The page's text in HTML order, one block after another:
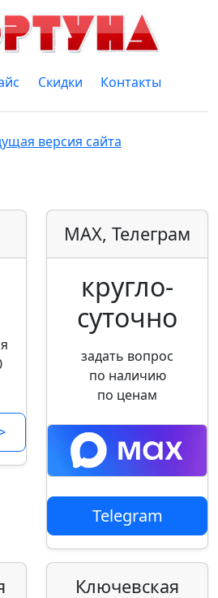
Скидки Контакты
версия сайта
MAX, Телеграм
кругло­
суточно
задать вопрос
по наличию
по ценам
Telegram
Ключевская